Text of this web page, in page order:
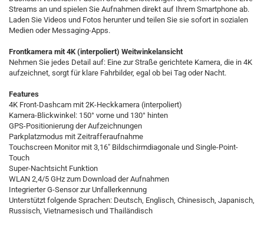
Streams an und spielen Sie Aufnahmen direkt auf Ihrem Smartphone ab.
Laden Sie Videos und Fotos herunter und teilen Sie sie sofort in sozialen
Medien oder Messaging-Apps.
Frontkamera mit 4K (interpoliert) Weitwinkelansicht
Nehmen Sie jedes Detail auf: Eine zur Straße gerichtete Kamera, die in 4K
aufzeichnet, sorgt für klare Fahrbilder, egal ob bei Tag oder Nacht.
Features
4K Front-Dashcam mit 2K-Heckkamera (interpoliert)
Kamera-Blickwinkel: 150° vorne und 130° hinten
GPS-Positionierung der Aufzeichnungen
Parkplatzmodus mit Zeitrafferaufnahme
Touchscreen Monitor mit 3,16" Bildschirmdiagonale und Single-Point-
Touch
Super-Nachtsicht Funktion
WLAN 2,4/5 GHz zum Download der Aufnahmen
Integrierter G-Sensor zur Unfallerkennung
Unterstützt folgende Sprachen: Deutsch, Englisch, Chinesisch, Japanisch,
Russisch, Vietnamesisch und Thailändisch